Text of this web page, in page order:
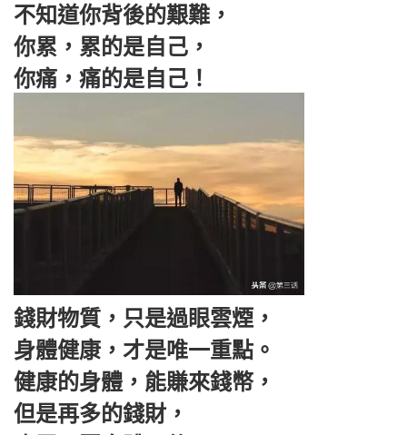
不知道你背後的艱難，
你累，累的是自己，
你痛，痛的是自己！
錢財物質，只是過眼雲煙，
身體健康，才是唯一重點。
健康的身體，能賺來錢幣，
但是再多的錢財，